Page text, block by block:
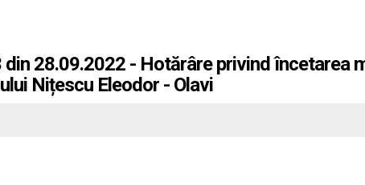
28.09.2022 - Hotărâre privind încetarea
Nițescu Eleodor - Olavi